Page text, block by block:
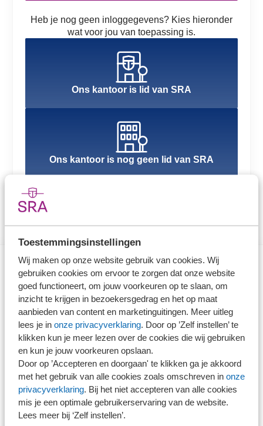
Toestemmingsinstellingen
Wij maken op onze website gebruik van cookies. Wij
gebruiken cookies om ervoor te zorgen dat onze website
goed functioneert, om jouw voorkeuren op te slaan, om
inzicht te krijgen in bezoekersgedrag en het op maat
aanbieden van content en marketinguitingen. Meer uitleg
lees je in onze privacyverklaring. Door op ’Zelf instellen’ te
klikken kun je meer lezen over de cookies die wij gebruiken
en kun je jouw voorkeuren opslaan.
Door op ’Accepteren en doorgaan' te klikken ga je akkoord
met het gebruik van alle cookies zoals omschreven in onze
privacyverklaring. Bij het niet accepteren van alle cookies
mis je een optimale gebruikerservaring van de website.
Lees meer bij ‘Zelf instellen’.
Heb je nog geen inloggegevens? Kies hieronder
wat voor jou van toepassing is.
Ons kantoor is lid van SRA
Ons kantoor is nog geen lid van SRA
Direct naar
Stel je vaktechnische vraag
Branche in Zicht
Dossiers
Kantoorvinder
Nieuwsbank
Handige links